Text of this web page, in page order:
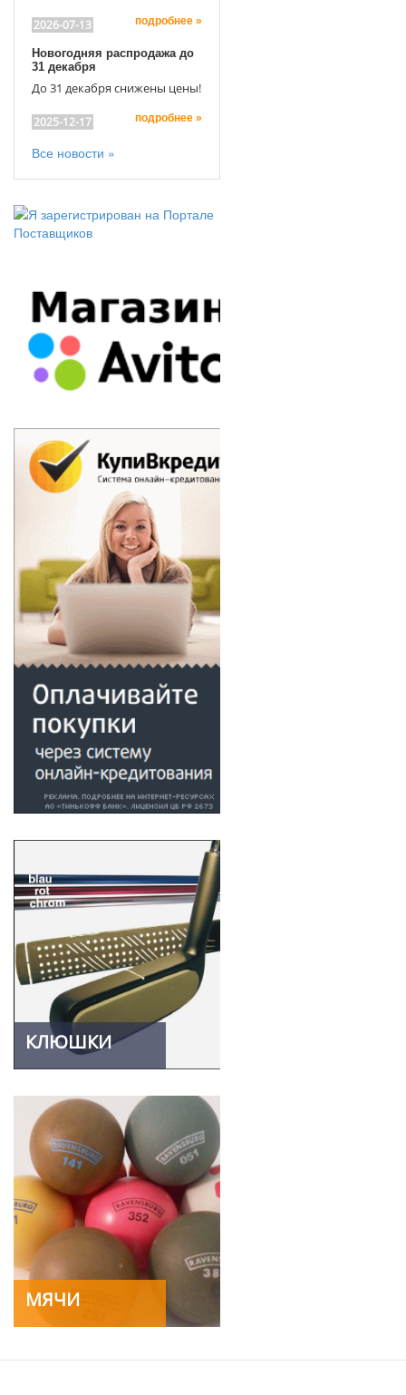
2026-07-13 подробнее »
Новогодняя распродажа до
31 декабря
До 31 декабря снижены цены!
2025-12-17 подробнее »
Все новости »
КЛЮШКИ
МЯЧИ